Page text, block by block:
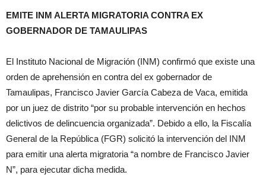
EMITE INM ALERTA MIGRATORIA CONTRA EX
GOBERNADOR DE TAMAULIPAS
El Instituto Nacional de Migración (INM) confirmó que existe una
orden de aprehensión en contra del ex gobernador de
Tamaulipas, Francisco Javier García Cabeza de Vaca, emitida
por un juez de distrito “por su probable intervención en hechos
delictivos de delincuencia organizada”. Debido a ello, la Fiscalía
General de la República (FGR) solicitó la intervención del INM
para emitir una alerta migratoria “a nombre de Francisco Javier
N”, para ejecutar dicha medida.